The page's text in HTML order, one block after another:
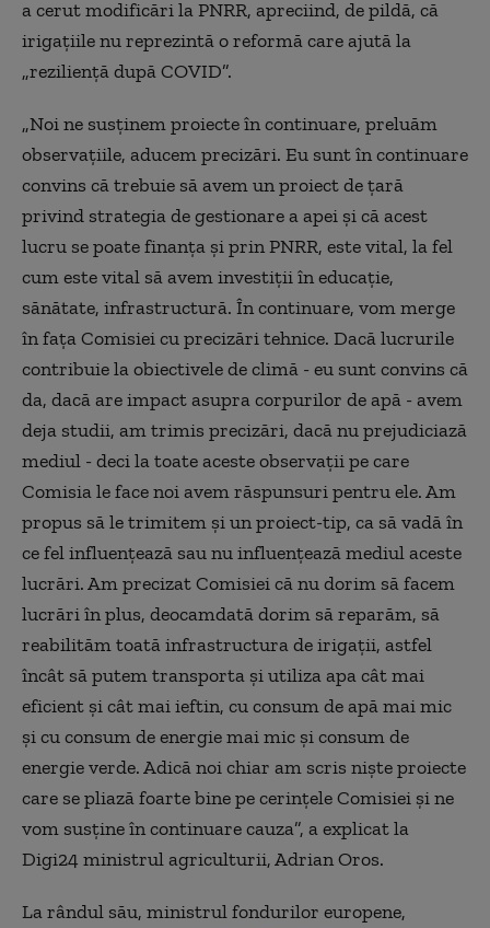
a cerut modificări la PNRR, apreciind, de pildă, că
irigațiile nu reprezintă o reformă care ajută la
„rezilienţă după COVID”.
„Noi ne susținem proiecte în continuare, preluăm
observațiile, aducem precizări. Eu sunt în continuare
convins că trebuie să avem un proiect de țară
privind strategia de gestionare a apei și că acest
lucru se poate finanța și prin PNRR, este vital, la fel
cum este vital să avem investiții în educație,
sănătate, infrastructură. În continuare, vom merge
în fața Comisiei cu precizări tehnice. Dacă lucrurile
contribuie la obiectivele de climă - eu sunt convins că
da, dacă are impact asupra corpurilor de apă - avem
deja studii, am trimis precizări, dacă nu prejudiciază
mediul - deci la toate aceste observații pe care
Comisia le face noi avem răspunsuri pentru ele. Am
propus să le trimitem și un proiect-tip, ca să vadă în
ce fel influențează sau nu influențează mediul aceste
lucrări. Am precizat Comisiei că nu dorim să facem
lucrări în plus, deocamdată dorim să reparăm, să
reabilităm toată infrastructura de irigații, astfel
încât să putem transporta și utiliza apa cât mai
eficient și cât mai ieftin, cu consum de apă mai mic
și cu consum de energie mai mic și consum de
energie verde. Adică noi chiar am scris niște proiecte
care se pliază foarte bine pe cerințele Comisiei și ne
vom susține în continuare cauza”, a explicat la
Digi24 ministrul agriculturii, Adrian Oros.
La rândul său, ministrul fondurilor europene,